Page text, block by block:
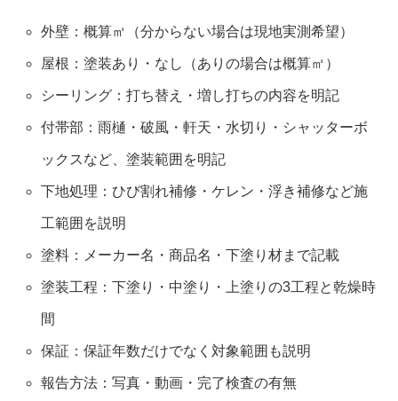
外壁：概算㎡（分からない場合は現地実測希望）
屋根：塗装あり・なし（ありの場合は概算㎡）
シーリング：打ち替え・増し打ちの内容を明記
付帯部：雨樋・破風・軒天・水切り・シャッターボ
ックスなど、塗装範囲を明記
下地処理：ひび割れ補修・ケレン・浮き補修など施
工範囲を説明
塗料：メーカー名・商品名・下塗り材まで記載
塗装工程：下塗り・中塗り・上塗りの3工程と乾燥時
間
保証：保証年数だけでなく対象範囲も説明
報告方法：写真・動画・完了検査の有無